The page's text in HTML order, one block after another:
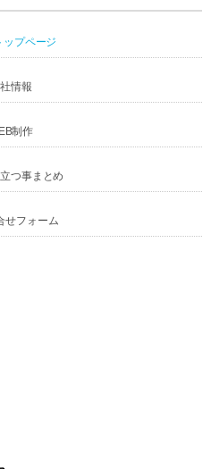
プページ
情報
制作
つ事まとめ
せフォーム